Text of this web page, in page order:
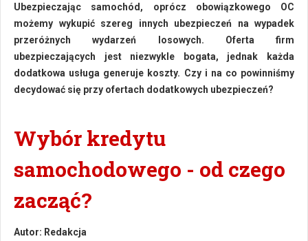
Ubezpieczając samochód, oprócz obowiązkowego OC
możemy wykupić szereg innych ubezpieczeń na wypadek
przeróżnych wydarzeń losowych. Oferta firm
ubezpieczających jest niezwykle bogata, jednak każda
dodatkowa usługa generuje koszty. Czy i na co powinniśmy
decydować się przy ofertach dodatkowych ubezpieczeń?
Wybór kredytu
samochodowego - od czego
zacząć?
Autor: Redakcja